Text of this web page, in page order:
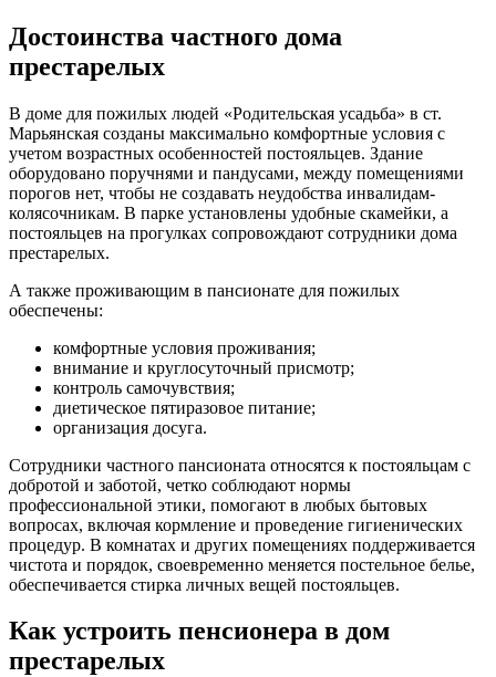
Достоинства частного дома
престарелых
В доме для пожилых людей «Родительская усадьба» в ст.
Марьянская созданы максимально комфортные условия с
учетом возрастных особенностей постояльцев. Здание
оборудовано поручнями и пандусами, между помещениями
порогов нет, чтобы не создавать неудобства инвалидам-
колясочникам. В парке установлены удобные скамейки, а
постояльцев на прогулках сопровождают сотрудники дома
престарелых.
А также проживающим в пансионате для пожилых
обеспечены:
комфортные условия проживания;
внимание и круглосуточный присмотр;
контроль самочувствия;
диетическое пятиразовое питание;
организация досуга.
Сотрудники частного пансионата относятся к постояльцам с
добротой и заботой, четко соблюдают нормы
профессиональной этики, помогают в любых бытовых
вопросах, включая кормление и проведение гигиенических
процедур. В комнатах и других помещениях поддерживается
чистота и порядок, своевременно меняется постельное белье,
обеспечивается стирка личных вещей постояльцев.
Как устроить пенсионера в дом
престарелых